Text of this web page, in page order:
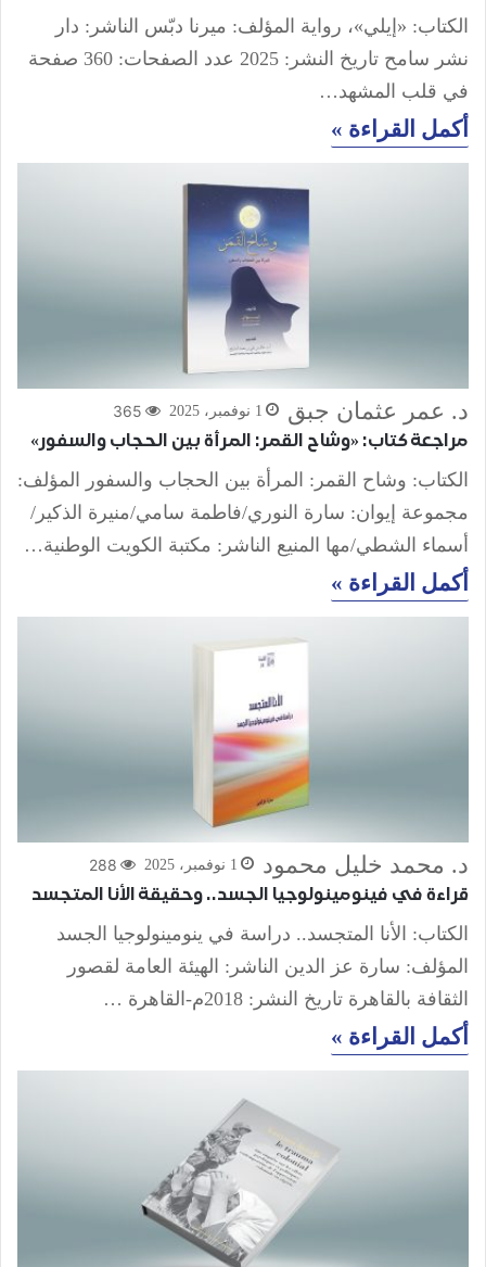
الكتاب: «إيلي»، رواية المؤلف: ميرنا دبّس الناشر: دار
نشر سامح تاريخ النشر: 2025 عدد الصفحات: 360 صفحة
في قلب المشهد…
أكمل القراءة »
د. عمر عثمان جبق 1 نوفمبر، 2025 365
مراجعة كتاب: «وشاح القمر: المرأة بين الحجاب والسفور»
الكتاب: وشاح القمر: المرأة بين الحجاب والسفور المؤلف:
مجموعة إيوان: سارة النوري/فاطمة سامي/منيرة الذكير/
أسماء الشطي/مها المنيع الناشر: مكتبة الكويت الوطنية…
أكمل القراءة »
د. محمد خليل محمود 1 نوفمبر، 2025 288
قراءة في فينومينولوجيا الجسد.. وحقيقة الأنا المتجسد
الكتاب: الأنا المتجسد.. دراسة في ينومينولوجيا الجسد
المؤلف: سارة عز الدين الناشر: الهيئة العامة لقصور
الثقافة بالقاهرة تاريخ النشر: 2018م-القاهرة …
أكمل القراءة »